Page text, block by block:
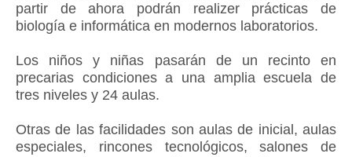
partir de ahora podrán realizer prácticas de
biología e informática en modernos laboratorios.
Los niños y niñas pasarán de un recinto en
precarias condiciones a una amplia escuela de
tres niveles y 24 aulas.
Otras de las facilidades son aulas de inicial, aulas
especiales, rincones tecnológicos, salones de